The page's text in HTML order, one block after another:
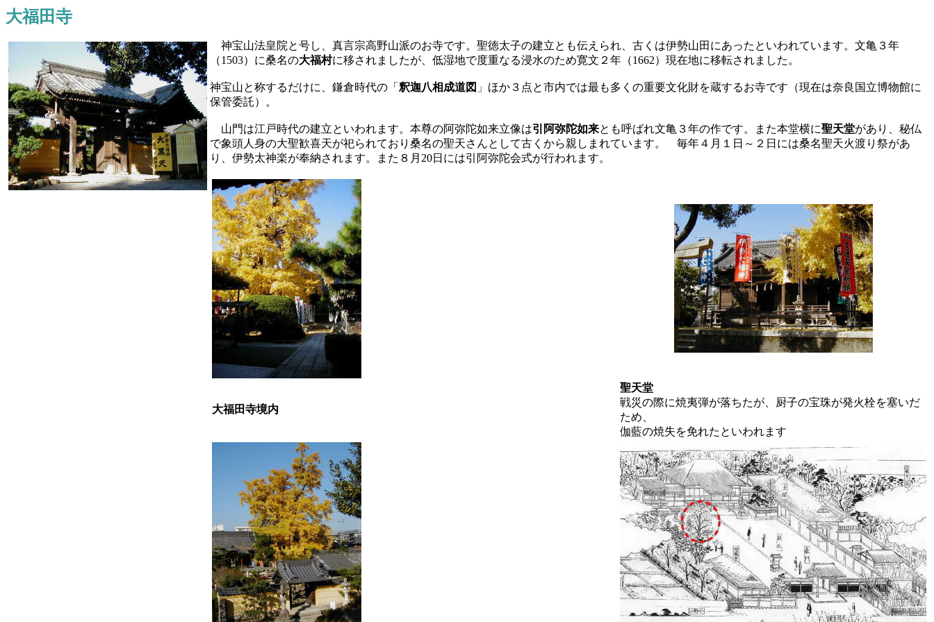
大福田寺
神宝山法皇院と号し、真言宗高野山派のお寺です。聖徳太子の建立とも伝えられ、古くは伊勢山田にあったといわれています。文亀３年
（1503）に桑名の大福村に移されましたが、低湿地で度重なる浸水のため寛文２年（1662）現在地に移転されました。
神宝山と称するだけに、鎌倉時代の「 釈迦八相成道図 」ほか３点と市内では最も多くの重要文化財を蔵するお寺です（現在は奈良国立博物館に
保管委託）。
山門は江戸時代の建立といわれます。本尊の阿弥陀如来立像は引阿弥陀如来とも呼ばれ文亀３年の作です。また本堂横に聖天堂があり、秘仏
で象頭人身の大聖歓喜天が祀られており桑名の聖天さんとして古くから親しまれています。 毎年４月１日～２日には桑名聖天火渡り祭があ
り、伊勢太神楽が奉納されます。また８月20日には引阿弥陀会式が行われます。
大福田寺境内
聖天堂
戦災の際に焼夷弾が落ちたが、厨子の宝珠が発火栓を塞いだ
ため、
伽藍の焼失を免れたといわれます